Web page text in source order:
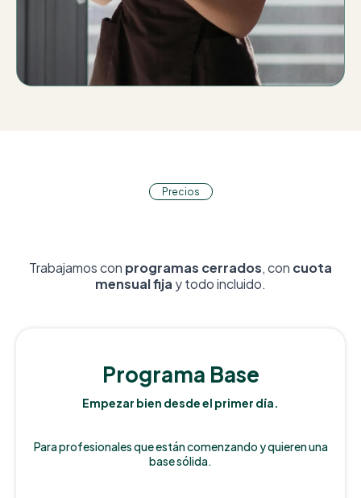
Más previsión
Sistema que se adapta a ti
Precios
Trabajamos con programas cerrados, con cuota
mensual fija y todo incluido.
Programa Base
Empezar bien desde el primer día.
Para profesionales que están comenzando y quieren una
base sólida.